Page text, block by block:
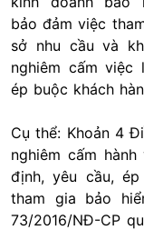
bảo đảm việc
sở nhu cầu và
nghiêm cấm việc
ép buộc khách
Cụ thể: Khoản 4
nghiêm cấm
định, yêu cầu,
tham gia bảo
73/2016/NĐ-CP